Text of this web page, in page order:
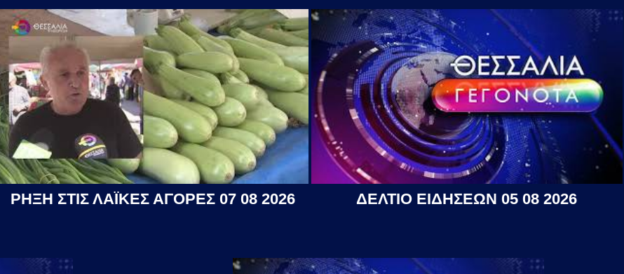
ΡΗΞΗ ΣΤΙΣ ΛΑΪΚΕΣ ΑΓΟΡΕΣ 07 08 2026 ΔΕΛΤΙΟ ΕΙΔΗΣΕΩΝ 05 08 2026